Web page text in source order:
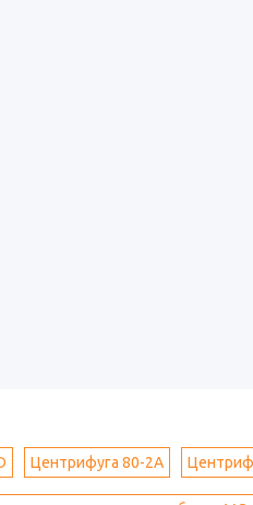
Центрифуга 80-2А